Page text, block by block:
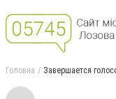
Головна Завершается